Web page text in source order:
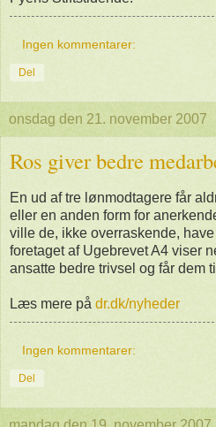
Ingen kommentarer:
Del
onsdag den 21. november 2007
Ros giver bedre
En ud af tre lønmodtagere får
eller en anden form for
ville de, ikke overraskende,
foretaget af Ugebrevet A4 viser
ansatte bedre trivsel og får dem
Læs mere på dr.dk/nyheder
Ingen kommentarer:
Del